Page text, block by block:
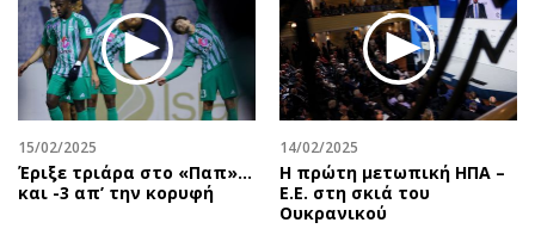
15/02/2025
Έριξε τριάρα στο «Παπ»…
και -3 απ’ την κορυφή
14/02/2025
Η πρώτη μετωπική ΗΠΑ –
Ε.Ε. στη σκιά του
Ουκρανικού